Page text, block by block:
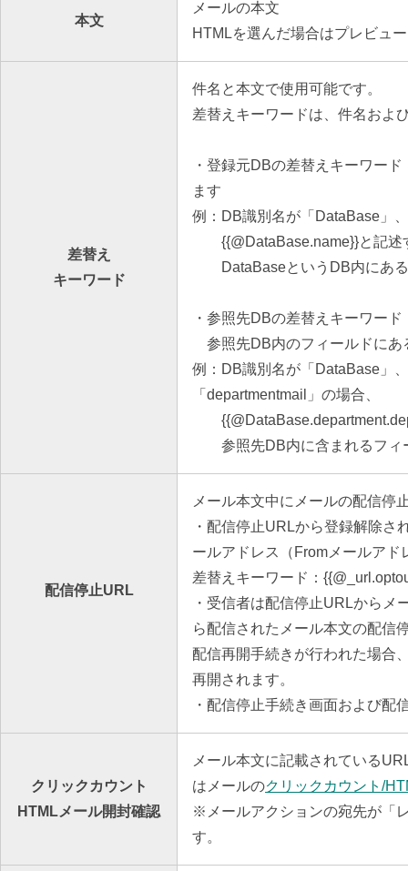
本文
メールの本文
HTMLを選んだ場合はプレビュ
差替え
キーワード
件名と本文で使用可能です。
差替えキーワードは、件名およ
・登録元DBの差替えキーワード
ます
例：DB識別名が「DataBase」
{{@DataBase.name}}と記述
DataBaseというDB内にある
・参照先DBの差替えキーワード
参照先DB内のフィールドにあ
例：DB識別名が「DataBase」
「departmentmail」の場合、
参照先DB内に含まれるフィ
配信停止URL
メール本文中にメールの配信停
・配信停止URLから登録解除さ
ールアドレス（Fromメールア
差替えキーワード：
・受信者は配信停止URLから
ら配信されたメール本文の配信
配信再開手続きが行われた場合
再開されます。
・配信停止手続き画面および配
クリックカウント
HTMLメール開封確認
メール本文に記載されている
はメールのクリックカウント/
※メールアクションの宛先が「
す。